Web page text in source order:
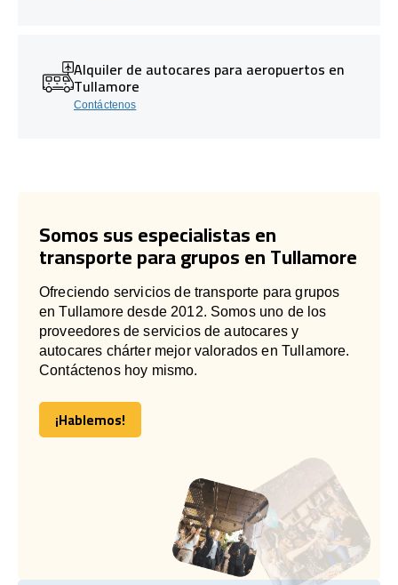
Alquiler de autocares para aeropuertos en
Tullamore
Contáctenos
Somos sus especialistas en
transporte para grupos en Tullamore
Ofreciendo servicios de transporte para grupos
en Tullamore desde 2012. Somos uno de los
proveedores de servicios de autocares y
autocares chárter mejor valorados en Tullamore.
Contáctenos hoy mismo.
¡Hablemos!
¡Hablemos!